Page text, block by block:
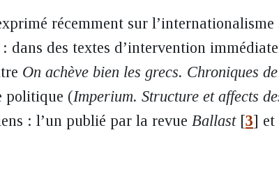
récemment sur
dans des textes d’intervention
On achève bien les grecs. Chroniques
politique (Imperium. Structure et affects
: l’un publié par la revue Ballast[3] et